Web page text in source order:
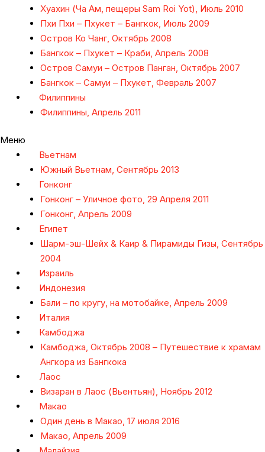
Хуахин (Ча Ам, пещеры Sam Roi Yot), Июль 2010
Пхи Пхи – Пхукет – Бангкок, Июль 2009
Остров Ко Чанг, Октябрь 2008
Бангкок – Пхукет – Краби, Апрель 2008
Остров Самуи – Остров Панган, Октябрь 2007
Бангкок – Самуи – Пхукет, Февраль 2007
Филиппины
Филиппины, Апрель 2011
Меню
Вьетнам
Южный Вьетнам, Сентябрь 2013
Гонконг
Гонконг – Уличное фото, 29 Апреля 2011
Гонконг, Апрель 2009
Египет
Шарм-эш-Шейх & Каир & Пирамиды Гизы, Сентябрь
2004
Израиль
Индонезия
Бали – по кругу, на мотобайке, Апрель 2009
Италия
Камбоджа
Камбоджа, Октябрь 2008 – Путешествие к храмам
Ангкора из Бангкока
Лаос
Визаран в Лаос (Вьентьян), Ноябрь 2012
Макао
Один день в Макао, 17 июля 2016
Макао, Апрель 2009